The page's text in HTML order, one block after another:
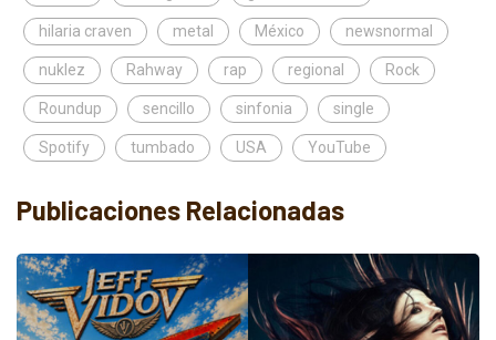
hilaria craven metal México newsnormal
nuklez Rahway rap regional Rock
Roundup sencillo sinfonia single
Spotify tumbado USA YouTube
Publicaciones Relacionadas